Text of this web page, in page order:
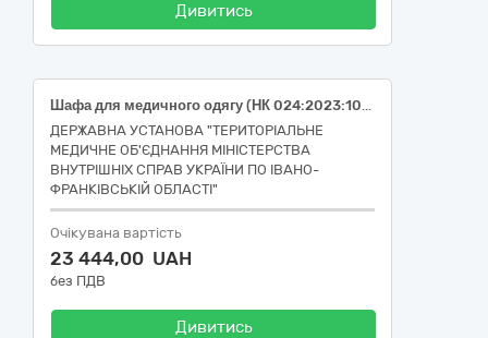
Дивитись
Шафа для медичного одягу (НК 024:2023:10535 – Медична шафа, НК 031:2024: V0899 МЕДИЧНЕ ДОПОМІЖНЕ ОБЛАДНАННЯ – ІНШЕ, код ДК 021:2015: 33190000-8 — Медичне обладнання та вироби медичного призначення різні)
ДЕРЖАВНА УСТАНОВА "ТЕРИТОРІАЛЬНЕ
МЕДИЧНЕ ОБ'ЄДНАННЯ МІНІСТЕРСТВА
ВНУТРІШНІХ СПРАВ УКРАЇНИ ПО ІВАНО-
ФРАНКІВСЬКІЙ ОБЛАСТІ"
Очікувана вартість
23 444,00 UAH
без ПДВ
Дивитись